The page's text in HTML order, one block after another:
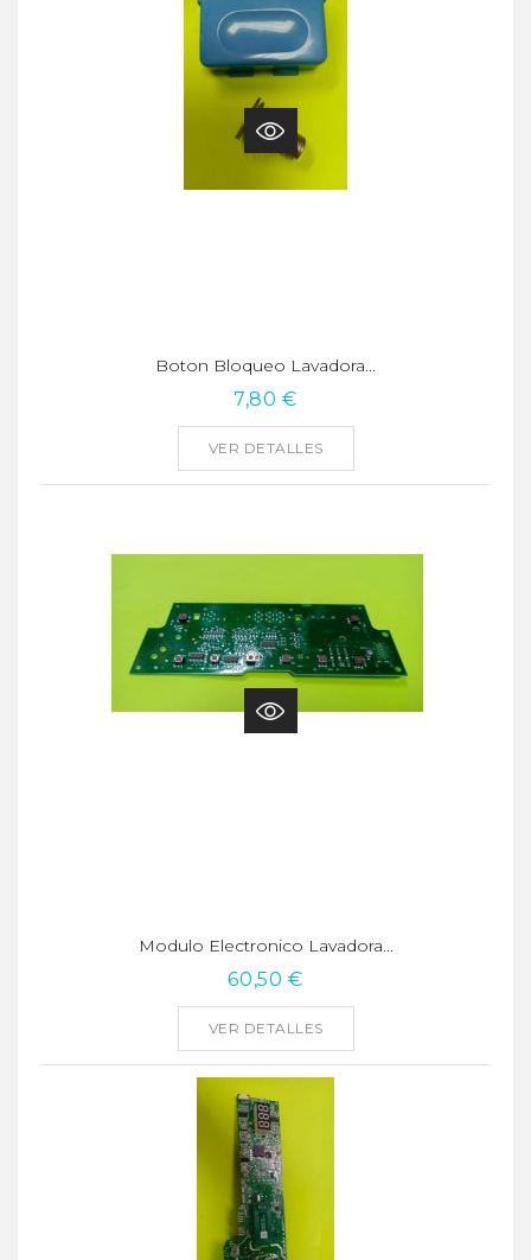
Boton Bloqueo Lavadora...
7,80 €
VER DETALLES
Modulo Electronico Lavadora...
60,50 €
VER DETALLES